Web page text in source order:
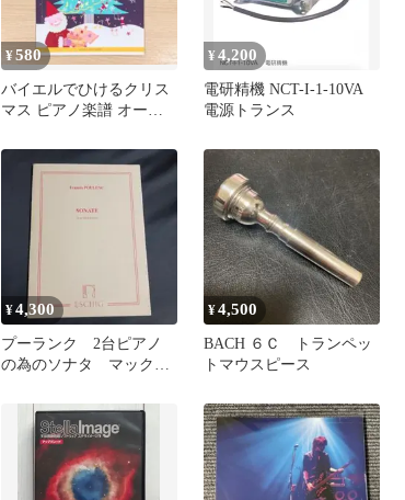
¥580
バイエルでひけるクリス
マス ピアノ楽譜 オール
¥ 4,200
電研精機 NCT-I-1-10VA
電源トランス
¥4,300
プーランク 2台ピアノ
の為のソナタ マックス
ュオ 輸入楽譜
¥4,500
BACH ６Ｃ トランペッ
トマウスピース